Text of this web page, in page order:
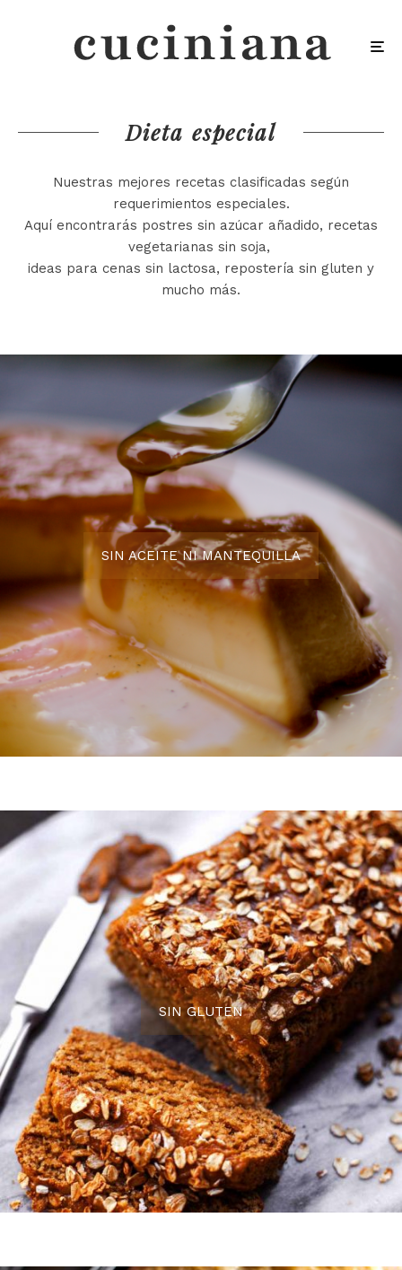
Dieta especial
Nuestras mejores recetas clasificadas según
requerimientos especiales.
Aquí encontrarás postres sin azúcar añadido, recetas
vegetarianas sin soja,
ideas para cenas sin lactosa, repostería sin gluten y
mucho más.
SIN ACEITE NI MANTEQUILLA
SIN GLUTEN